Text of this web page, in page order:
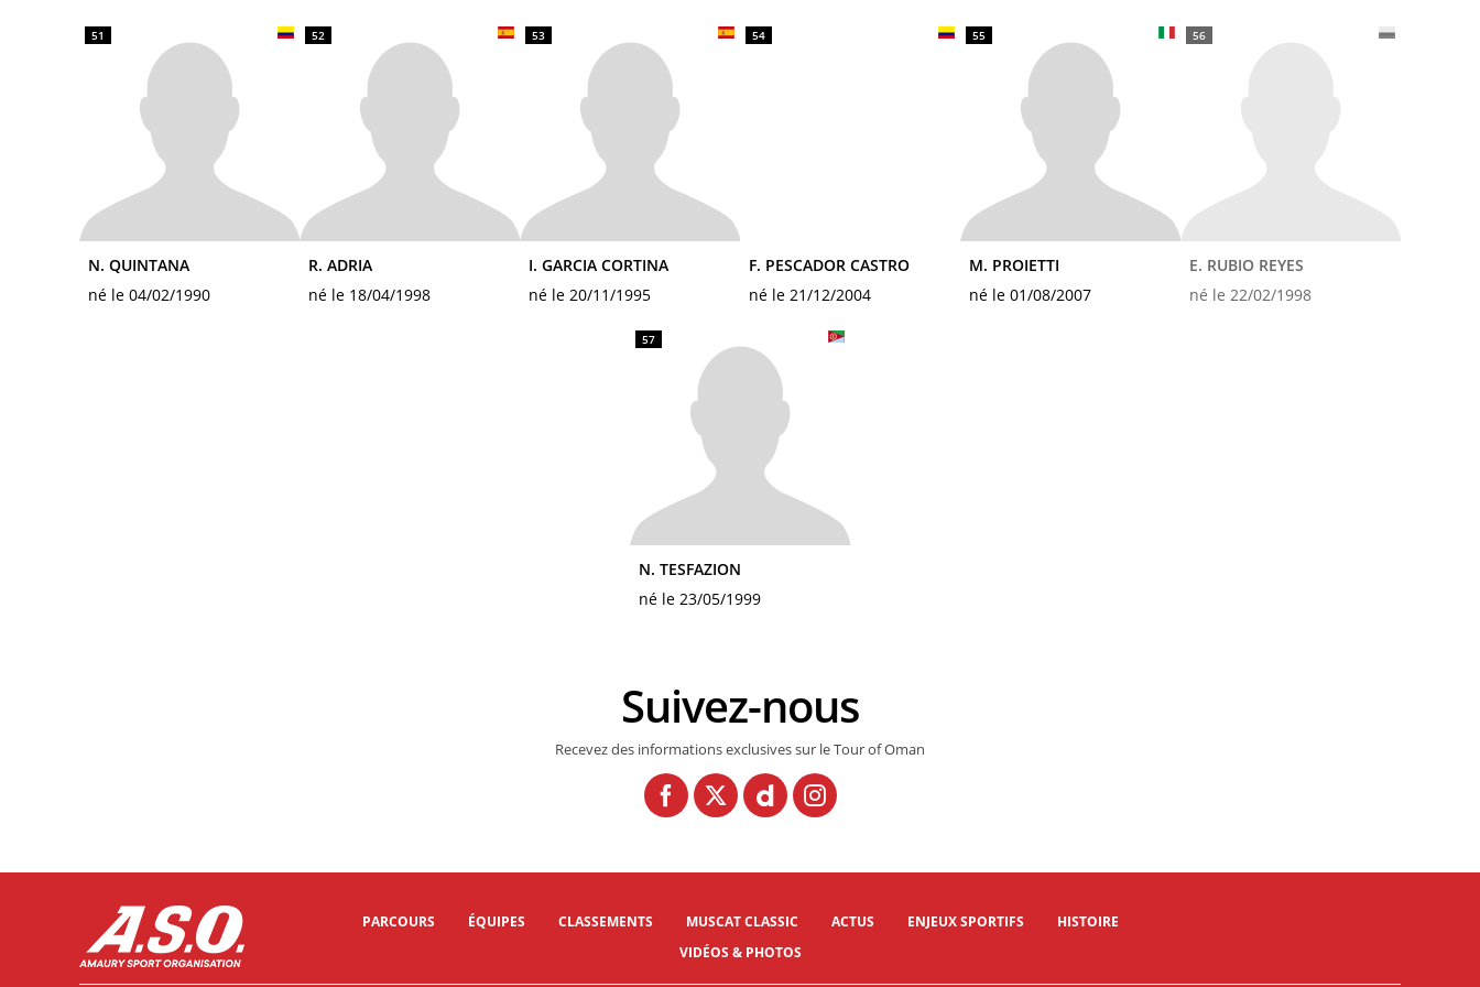
51
N. QUINTANA
né le 04/02/1990
52
R. ADRIA
né le 18/04/1998
53
I. GARCIA CORTINA
né le 20/11/1995
54
F. PESCADOR CASTRO
né le 21/12/2004
55
M. PROIETTI
né le 01/08/2007
56
E. RUBIO REYES
né le 22/02/1998
57
N. TESFAZION
né le 23/05/1999
Suivez-nous
Recevez des informations exclusives sur le Tour of Oman
PARCOURS ÉQUIPES CLASSEMENTS MUSCAT CLASSIC ACTUS ENJEUX SPORTIFS
HISTOIRE
VIDÉOS & PHOTOS